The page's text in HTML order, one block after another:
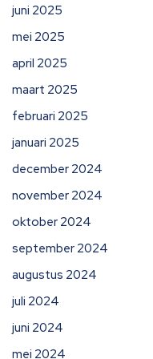
juni 2025
mei 2025
april 2025
maart 2025
februari 2025
januari 2025
december 2024
november 2024
oktober 2024
september 2024
augustus 2024
juli 2024
juni 2024
mei 2024